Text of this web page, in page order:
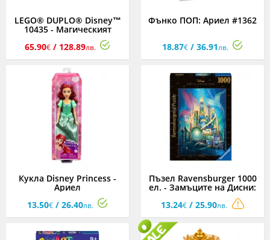
LEGO® DUPLO® Disney™
10435 - Магическият
подводен дворец на
Ариел
65.90€ / 128.89лв.
Фънко ПОП: Ариел #1362
18.87€ / 36.91лв.
Кукла Disney Princess -
Ариел
13.50€ / 26.40лв.
Пъзел Ravensburger 1000
ел. - Замъците на Дисни:
принцеса Ариел
13.24€/ 25.90лв.